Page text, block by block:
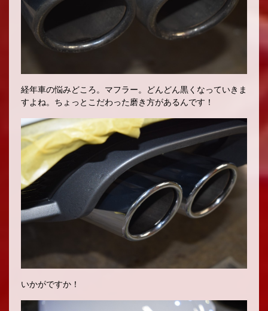
経年車の悩みどころ。マフラー。どんどん黒くなっていきま
すよね。ちょっとこだわった磨き方があるんです！
いかがですか！